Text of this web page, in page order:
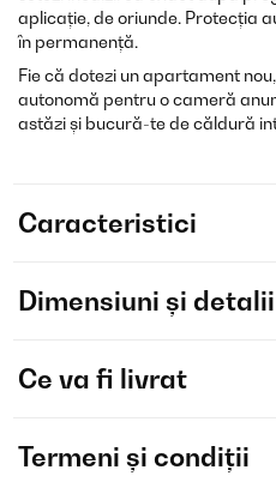
aplicație, de oriunde. Protecția
în permanență.
Fie că dotezi un apartament
autonomă pentru o cameră
astăzi și bucură-te de căldură
Caracteristici
Dimensiuni și
Ce va fi livrat
Termeni și condiții